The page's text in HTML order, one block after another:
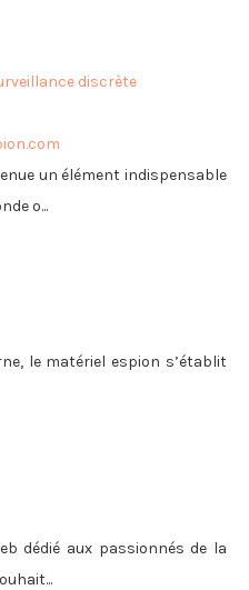
discrète
un élément indispensable
o...
le matériel espion s’établit
dédié aux passionnés de la